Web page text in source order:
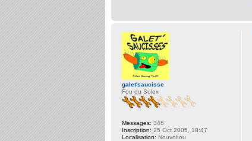
galet'saucisse
Fou du Solex
Messages: 345
Inscription: 25 Oct 2005, 18:47
Localisation: Nouvoitou